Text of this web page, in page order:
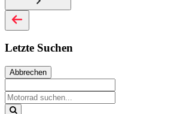
Letzte Suchen
Abbrechen